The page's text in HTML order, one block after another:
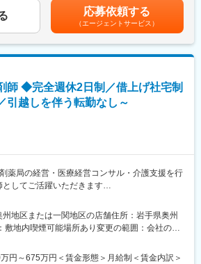
研修、eラーニング支援、資格取得支援制度も整
し、有給休暇は1時間単位で取得可能。産休・育
職金制度もあり、長く安定して働くことがで
として、患者様一人ひとりに寄り添うサービス
備・充実した教育体制・柔軟な働き方で、薬
医薬品提供、未病対策支援、健康相談、介護分
派遣など。
の定める業務
サルタント」を育てるべく、定期的な勉強会・
れており、現在24店舗ですでに導入が進んで
としてご活躍いただくことも可能です。
ラスのネットワークを誇りますが、患者様の求
業時間や、地域の医療ニーズに沿った質の高い
や自然と調和した店舗デザイン、バリアフリ
の人々に親しまれ、明るく和やかな拠点となる
しています。すべては患者様のために。いつ
与補足＞■昇給：年1回（6月）■賞与：年2回（6
当：60,000円賃金はあくまでも目安の金額で
上下する可能性があります。月給(月額)は固定
です。
応募依頼する
（エージェントサービス）
師 ◆完全週休2日制／借上げ社宅制
引越しを伴う転勤なし～
薬局の経営・医療経営コンサル・介護支援を行
としてご活躍いただきます
をお願い致します。患者様との会話を通し
載っていただくなど、地域医療の担い手として
州地区または一関地区の店舗住所：岩手県奥州
敷地内喫煙可能場所あり変更の範囲：会社の定
円～675万円＜賃金形態＞月給制＜賃金内訳＞